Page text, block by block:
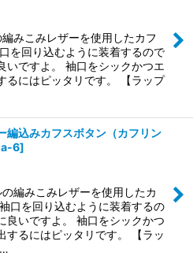
みこみレザーを使用したカフ
を回り込むように装着するので
いですよ。 袖口をシックかつエ
るにはピッタリです。 【ラップ
編込みカフスボタン（カフリン
6]
編みこみレザーを使用したカ
口を回り込むように装着するの
良いですよ。 袖口をシックかつ
するにはピッタリです。 【ラッ